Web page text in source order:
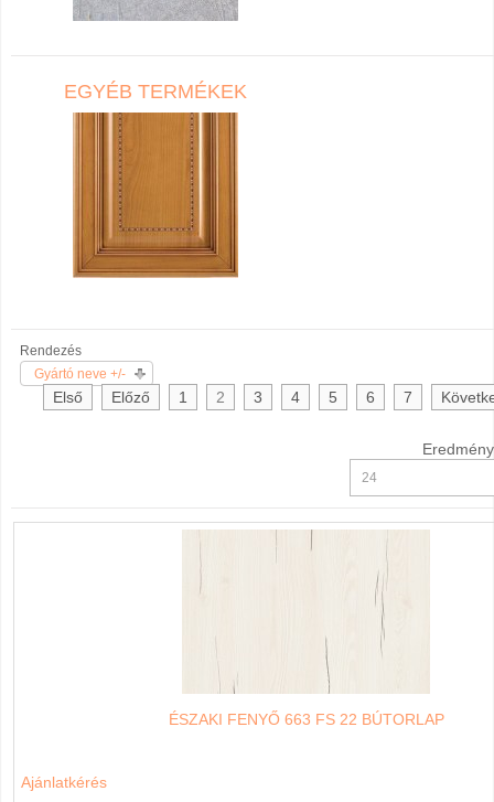
EGYÉB TERMÉKEK
Rendezés
Gyártó neve +/-
Első Előző 1 2 3 4 5 6 7
ÉSZAKI FENYŐ 663 FS 22 BÚTORLAP
Ajánlatkérés